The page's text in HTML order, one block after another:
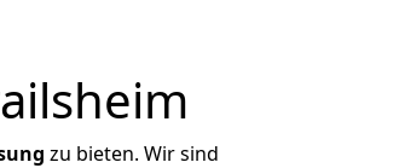
zu bieten. Wir sind